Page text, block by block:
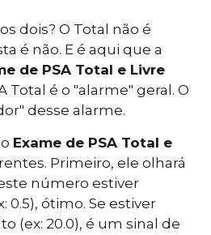
dois? O Total não é
é não. E é aqui que a
de PSA Total e Livre
Total é o "alarme" geral. O
desse alarme.
Exame de PSA Total e
Primeiro, ele olhará
este número estiver
0.5), ótimo. Se estiver
(ex: 20.0), é um sinal de